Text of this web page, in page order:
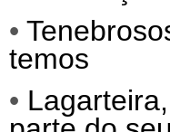
•
temos
•